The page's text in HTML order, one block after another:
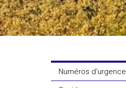
Numéros d'urgence